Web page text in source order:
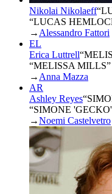
Nikolai Nikolaeff“
“LUCAS
→ Alessandro Fattori
EL
Erica Luttrell“
“MELISSA MILLS”
→ Anna Mazza
AR
Ashley Reyes“
“SIMONE
→Noemi Castelvetro